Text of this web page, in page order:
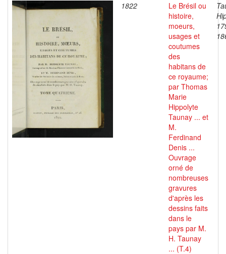
1822
Le Brésil ou
histoire,
moeurs,
usages et
coutumes
des
habitans de
ce royaume;
par Thomas
Marie
Hippolyte
Taunay ... et
M.
Ferdinand
Denis ...
Ouvrage
orné de
nombreuses
gravures
d'après les
dessins faits
dans le
pays par M.
H. Taunay
... (T.4)